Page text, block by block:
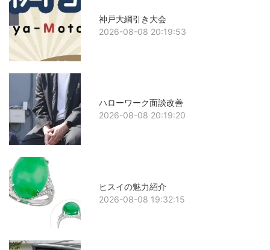
神戸大綱引き大会
2026-08-08 20:19:53
ハローワーク面談改善
2026-08-08 20:19:20
ヒスイの魅力紹介
2026-08-08 19:32:15